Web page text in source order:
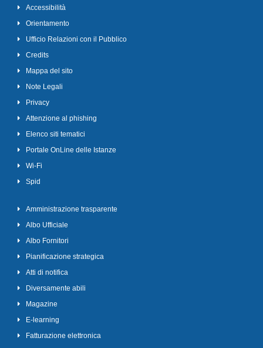
Accessibilità
Orientamento
Ufficio Relazioni con il Pubblico
Credits
Mappa del sito
Note Legali
Privacy
Attenzione al phishing
Elenco siti tematici
Portale OnLine delle Istanze
Wi-Fi
Spid
Amministrazione trasparente
Albo Ufficiale
Albo Fornitori
Pianificazione strategica
Atti di notifica
Diversamente abili
Magazine
E-learning
Fatturazione elettronica